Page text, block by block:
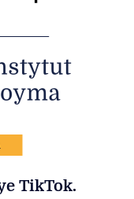
TikTok.